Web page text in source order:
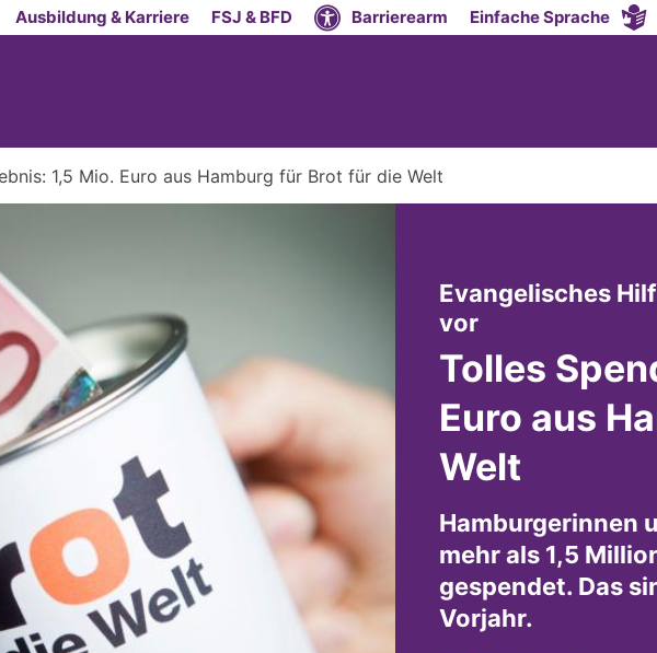
Ausbildung & Karriere FSJ & BFD Barrierearm Einfache Sprache
1,5 Mio. Euro aus Hamburg für Brot für die Welt
Evangelisches
vor:
Tolles
Euro aus
Welt
Hamburgerinnen
mehr als 1,5
gespendet. Das
Vorjahr.